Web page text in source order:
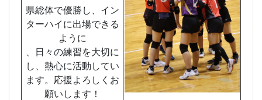
県総体で優勝し、イン
ターハイに出場できる
ように
、日々の練習を大切に
し、熱心に活動してい
ます。応援よろしくお
願いします！